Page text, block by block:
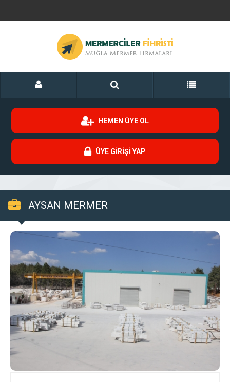
HEMEN ÜYE OL
ÜYE GİRİŞİ YAP
AYSAN MERMER